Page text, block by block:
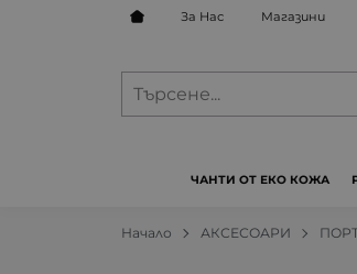
За Нас Магазини
ЧАНТИ ОТ ЕКО КОЖА
Начало АКСЕСОАРИ